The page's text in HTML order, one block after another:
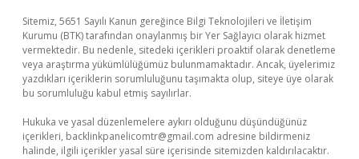
Sitemiz, 5651 Sayılı Kanun gereğince Bilgi Teknolojileri ve İletişim
Kurumu (BTK) tarafından onaylanmış bir Yer Sağlayıcı olarak hizmet
vermektedir. Bu nedenle, sitedeki içerikleri proaktif olarak denetleme
veya araştırma yükümlülüğümüz bulunmamaktadır. Ancak, üyelerimiz
yazdıkları içeriklerin sorumluluğunu taşımakta olup, siteye üye olarak
bu sorumluluğu kabul etmiş sayılırlar.
Hukuka ve yasal düzenlemelere aykırı olduğunu düşündüğünüz
içerikleri, backlinkpanelicomtr@gmail.com adresine bildirmeniz
halinde, ilgili içerikler yasal süre içerisinde sitemizden kaldırılacaktır.